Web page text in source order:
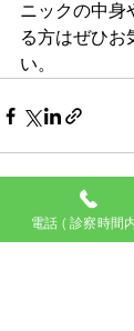
ニックの中身
る方はぜひお
い。
最新記事
電話 ( 診察時間